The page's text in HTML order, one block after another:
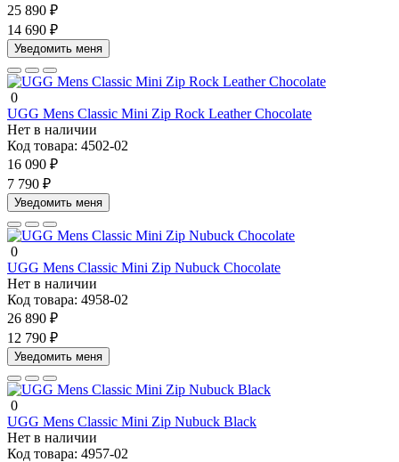
25 890 ₽
14 690 ₽
Уведомить меня
0
UGG Mens Classic Mini Zip Rock Leather Chocolate
Нет в наличии
Код товара: 4502-02
16 090 ₽
7 790 ₽
Уведомить меня
0
UGG Mens Classic Mini Zip Nubuck Chocolate
Нет в наличии
Код товара: 4958-02
26 890 ₽
12 790 ₽
Уведомить меня
0
UGG Mens Classic Mini Zip Nubuck Black
Нет в наличии
Код товара: 4957-02